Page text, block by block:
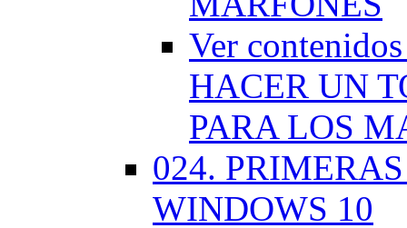
Ver
HACER UN
PARA LOS
024.
WINDOWS 10